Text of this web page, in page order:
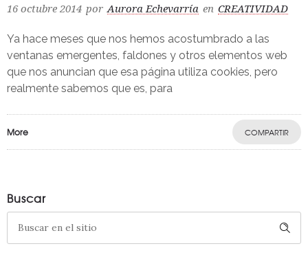
16 octubre 2014 por Aurora Echevarría en CREATIVIDAD
Ya hace meses que nos hemos acostumbrado a las
ventanas emergentes, faldones y otros elementos web
que nos anuncian que esa página utiliza cookies, pero
realmente sabemos que es, para
More COMPARTIR
Buscar